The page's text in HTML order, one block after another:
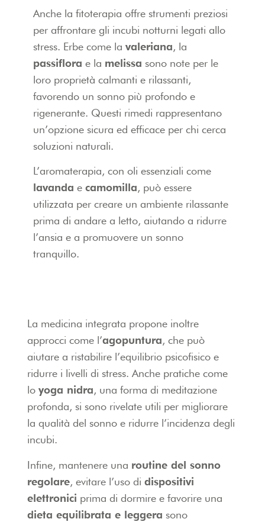
Anche la fitoterapia offre strumenti preziosi
per affrontare gli incubi notturni legati allo
stress. Erbe come la valeriana, la
passiflora e la melissa sono note per le
loro proprietà calmanti e rilassanti,
favorendo un sonno più profondo e
rigenerante. Questi rimedi rappresentano
un’opzione sicura ed efficace per chi cerca
soluzioni naturali.
L’aromaterapia, con oli essenziali come
lavanda e camomilla, può essere
utilizzata per creare un ambiente rilassante
prima di andare a letto, aiutando a ridurre
l’ansia e a promuovere un sonno
tranquillo.
La medicina integrata propone inoltre
approcci come l’agopuntura, che può
aiutare a ristabilire l’equilibrio psicofisico e
ridurre i livelli di stress. Anche pratiche come
lo yoga nidra, una forma di meditazione
profonda, si sono rivelate utili per migliorare
la qualità del sonno e ridurre l’incidenza degli
incubi.
Infine, mantenere una routine del sonno
regolare, evitare l’uso di dispositivi
elettronici prima di dormire e favorire una
dieta equilibrata e leggera sono